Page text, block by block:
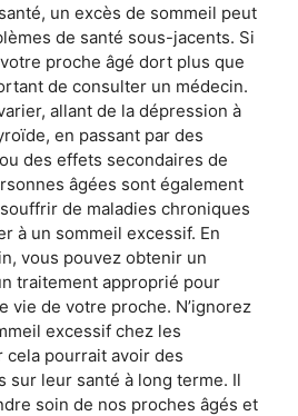
un excès de sommeil peut
de santé sous-jacents. Si
proche âgé dort plus que
de consulter un médecin.
allant de la dépression à
en passant par des
des effets secondaires de
âgées sont également
de maladies chroniques
à un sommeil excessif. En
vous pouvez obtenir un
traitement approprié pour
vie de votre proche. N’ignorez
excessif chez les
cela pourrait avoir des
sur leur santé à long terme. Il
soin de nos proches âgés et